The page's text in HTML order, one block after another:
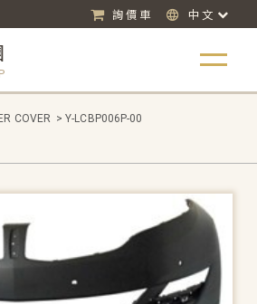
詢價車 中文
COVER > Y-LCBP006P-00